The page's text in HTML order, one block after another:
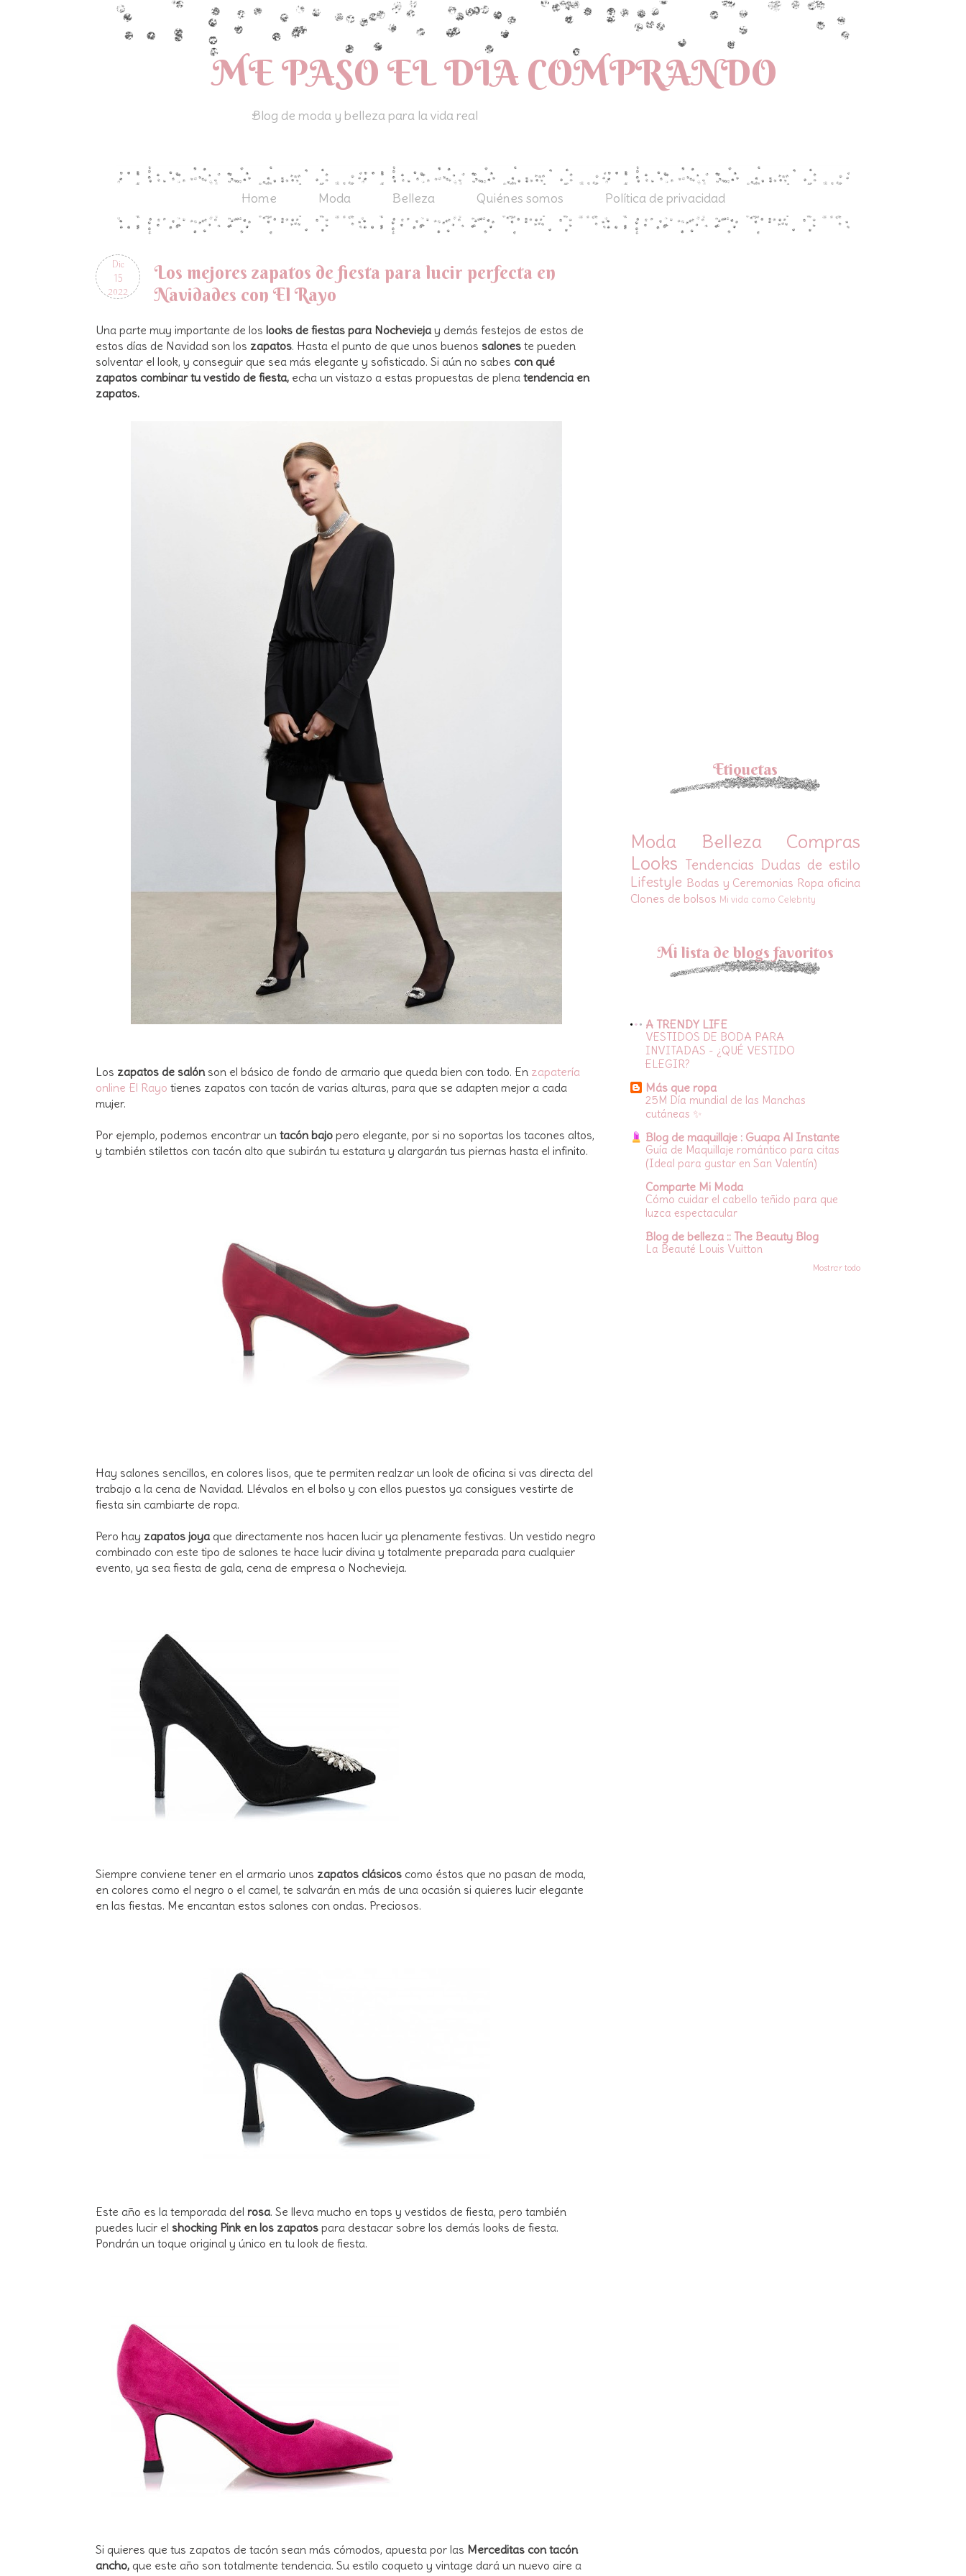
ME PASO EL DIA COMPRANDO
Blog de moda y belleza para la vida real
Home Moda Belleza Quiénes somos Política de privacidad
Dic
15
2022
Los mejores zapatos de fiesta para lucir perfecta en
Navidades con El Rayo
Una parte muy importante de los looks de fiestas para Nochevieja y demás festejos de estos de
estos días de Navidad son los zapatos. Hasta el punto de que unos buenos salones te pueden
solventar el look, y conseguir que sea más elegante y sofisticado. Si aún no sabes con qué
zapatos combinar tu vestido de fiesta, echa un vistazo a estas propuestas de plena tendencia en
zapatos.
Los zapatos de salónson el básico de fondo de armario que queda bien con todo. En zapatería
online El Rayo tienes zapatos con tacón de varias alturas, para que se adapten mejor a cada
mujer.
Por ejemplo, podemos encontrar un tacón bajo pero elegante, por si no soportas los tacones altos,
y también stilettos con tacón alto que subirán tu estatura y alargarán tus piernas hasta el infinito.
Hay salones sencillos, en colores lisos, que te permiten realzar un look de oficina si vas directa del
trabajo a la cena de Navidad. Llévalos en el bolso y con ellos puestos ya consigues vestirte de
fiesta sin cambiarte de ropa.
Pero hay zapatos joya que directamente nos hacen lucir ya plenamente festivas. Un vestido negro
combinado con este tipo de salones te hace lucir divina y totalmente preparada para cualquier
evento, ya sea fiesta de gala, cena de empresa o Nochevieja.
Siempre conviene tener en el armario unos zapatos clásicos como éstos que no pasan de moda,
en colores como el negro o el camel, te salvarán en más de una ocasión si quieres lucir elegante
en las fiestas. Me encantan estos salones con ondas. Preciosos.
Este año es la temporada del rosa. Se lleva mucho en tops y vestidos de fiesta, pero también
puedes lucir el shocking Pink en los zapatos para destacar sobre los demás looks de fiesta.
Pondrán un toque original y único en tu look de fiesta.
Si quieres que tus zapatos de tacón sean más cómodos, apuesta por las Merceditas con tacón
ancho, que este año son totalmente tendencia. Su estilo coqueto y vintage dará un nuevo aire a
Etiquetas
Moda Belleza
Compras
Looks Tendencias Dudas de estilo
Lifestyle Bodas y Ceremonias Ropa oficina
Clones de bolsos Mi vida como Celebrity
Mi lista de blogs favoritos
A TRENDY LIFE
VESTIDOS DE BODA PARA
INVITADAS - ¿QUÉ VESTIDO
ELEGIR?
Más que ropa
25M Día mundial de las Manchas
cutáneas ✨
Blog de maquillaje : Guapa Al Instante
Guía de Maquillaje romántico para citas
(Ideal para gustar en San Valentín)
Comparte Mi Moda
Cómo cuidar el cabello teñido para que
luzca espectacular
Blog de belleza :: The Beauty Blog
La Beauté Louis Vuitton
Mostrar todo